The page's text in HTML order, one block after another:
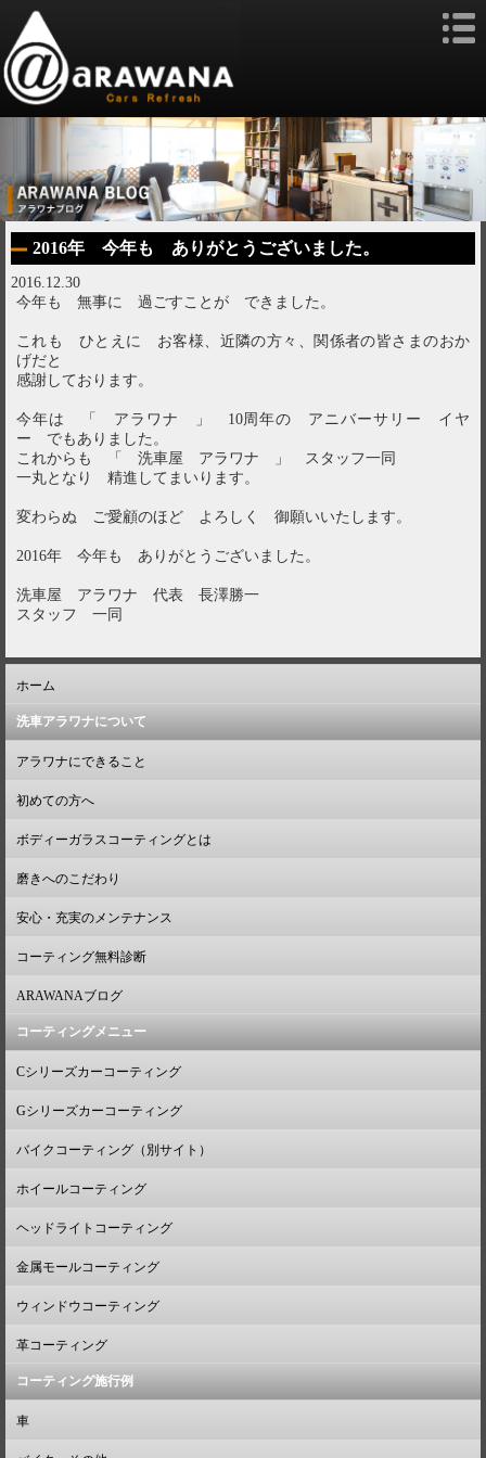
2016年 今年も ありがとうございました。
2016.12.30
今年も 無事に 過ごすことが できました。
これも ひとえに お客様、近隣の方々、関係者の皆さまのおか
げだと
感謝しております。
今年は 「 アラワナ 」 10周年の アニバーサリー イヤ
ー でもありました。
これからも 「 洗車屋 アラワナ 」 スタッフ一同
一丸となり 精進してまいります。
変わらぬ ご愛顧のほど よろしく 御願いいたします。
2016年 今年も ありがとうございました。
洗車屋 アラワナ 代表 長澤勝一
スタッフ 一同
ホーム
洗車アラワナについて
アラワナにできること
初めての方へ
ボディーガラスコーティングとは
磨きへのこだわり
安心・充実のメンテナンス
コーティング無料診断
ARAWANAブログ
コーティングメニュー
Cシリーズカーコーティング
Gシリーズカーコーティング
バイクコーティング（別サイト）
ホイールコーティング
ヘッドライトコーティング
金属モールコーティング
ウィンドウコーティング
革コーティング
コーティング施行例
車